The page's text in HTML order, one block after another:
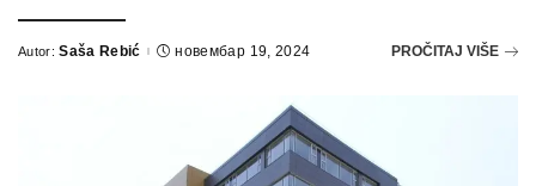
Posted
Autor: Saša Rebić новембар 19, 2024 PROČITAJ VIŠE